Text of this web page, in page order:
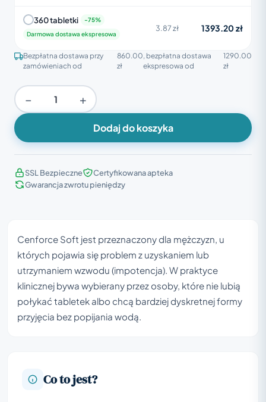
360 tabletki
Darmowa dostawa ekspresowa
3.87 zł 1393.20 zł
Bezpłatna dostawa przy
zamówieniach od
860.00
zł
, bezpłatna dostawa
ekspresowa od
1290.00
zł
− +
Dodaj do koszyka
SSL Bezpieczne
Certyfikowana apteka
Gwarancja zwrotu pieniędzy
Cenforce Soft jest przeznaczony dla mężczyzn, u
których pojawia się problem z uzyskaniem lub
utrzymaniem wzwodu (impotencja). W praktyce
klinicznej bywa wybierany przez osoby, które nie lubią
połykać tabletek albo chcą bardziej dyskretnej formy
przyjęcia bez popijania wodą.
Co to jest?